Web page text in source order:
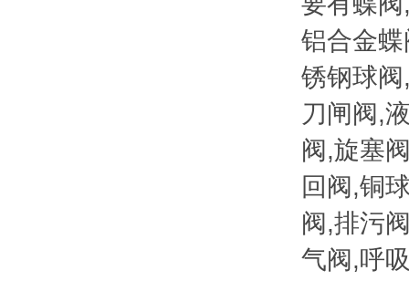
铝合金
锈钢球
刀闸阀,
阀,旋塞
回阀,铜
阀,排污
气阀,呼